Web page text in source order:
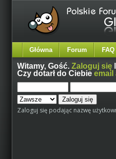
Główna Forum FAQ
Witamy, Gość. Zaloguj się
Czy dotarł do Ciebie email
Zaloguj się podając nazwę